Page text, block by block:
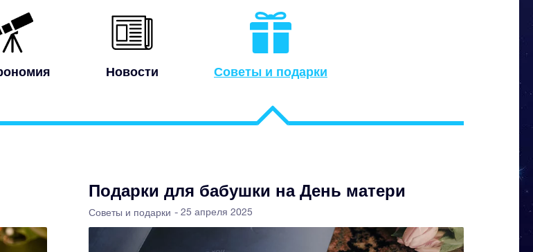
Новости Советы и подарки
Подарки для бабушки на День матери
Советы и подарки - 25 апреля 2025